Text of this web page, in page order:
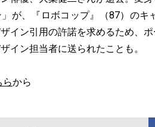
が、『ロボコップ』（87）のキ
イン引用の許諾を求めるため、
イン担当者に送られたことも。
らから